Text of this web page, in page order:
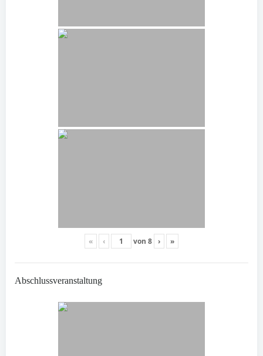
« ‹ von 8 › »
Abschlussveranstaltung